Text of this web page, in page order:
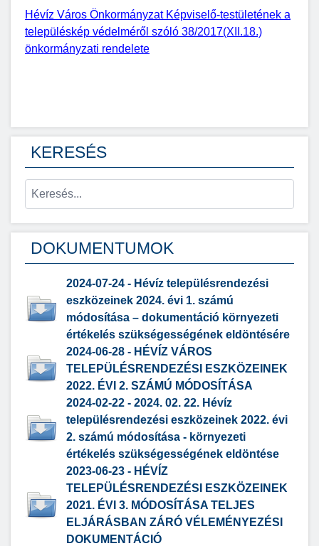
Hévíz Város Önkormányzat Képviselő-testületének a
településkép védelméről szóló 38/2017(XII.18.)
önkormányzati rendelete
KERESÉS
DOKUMENTUMOK
2024-07-24 - Hévíz településrendezési
eszközeinek 2024. évi 1. számú
módosítása – dokumentáció környezeti
értékelés szükségességének eldöntésére
2024-06-28 - HÉVÍZ VÁROS
TELEPÜLÉSRENDEZÉSI ESZKÖZEINEK
2022. ÉVI 2. SZÁMÚ MÓDOSÍTÁSA
2024-02-22 - 2024. 02. 22. Hévíz
településrendezési eszközeinek 2022. évi
2. számú módosítása - környezeti
értékelés szükségességének eldöntése
2023-06-23 - HÉVÍZ
TELEPÜLÉSRENDEZÉSI ESZKÖZEINEK
2021. ÉVI 3. MÓDOSÍTÁSA TELJES
ELJÁRÁSBAN ZÁRÓ VÉLEMÉNYEZÉSI
DOKUMENTÁCIÓ